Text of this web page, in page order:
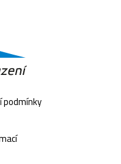
podmínky